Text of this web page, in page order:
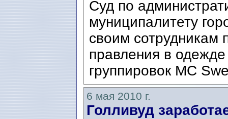
Суд по
муниципалитету
своим сотрудникам
правления в
группировок MC
6 мая 2010 г.
Голливуд